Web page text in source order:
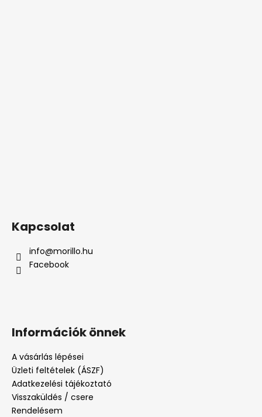
Kapcsolat
info@morillo.hu
Facebook
Információk önnek
A vásárlás lépései
Üzleti feltételek (ÁSZF)
Adatkezelési tájékoztató
Visszaküldés / csere
Rendelésem